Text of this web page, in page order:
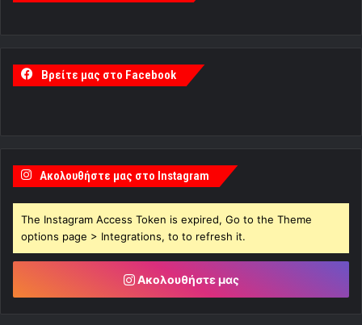
Βρείτε μας στο Facebook
Ακολουθήστε μας στο Instagram
The Instagram Access Token is expired, Go to the Theme
options page > Integrations, to to refresh it.
Ακολουθήστε μας